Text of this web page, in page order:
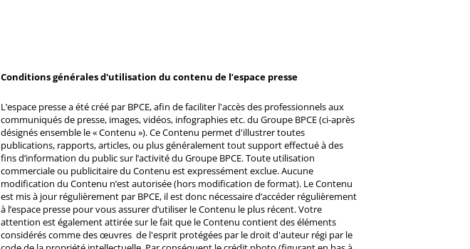
Conditions générales d'utilisation du contenu de l’espace presse
L’espace presse a été créé par BPCE, afin de faciliter l'accès des professionnels aux
communiqués de presse, images, vidéos, infographies etc. du Groupe BPCE (ci-après
désignés ensemble le « Contenu »). Ce Contenu permet d'illustrer toutes
publications, rapports, articles, ou plus généralement tout support effectué à des
fins d’information du public sur l’activité du Groupe BPCE. Toute utilisation
commerciale ou publicitaire du Contenu est expressément exclue. Aucune
modification du Contenu n’est autorisée (hors modification de format). Le Contenu
est mis à jour régulièrement par BPCE, il est donc nécessaire d’accéder régulièrement
à l’espace presse pour vous assurer d’utiliser le Contenu le plus récent. Votre
attention est également attirée sur le fait que le Contenu contient des éléments
considérés comme des œuvres de l'esprit protégées par le droit d'auteur régi par le